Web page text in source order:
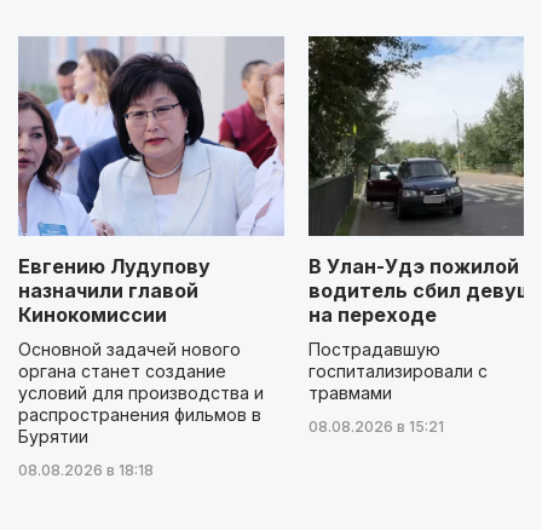
Евгению Лудупову
назначили главой
Кинокомиссии
Основной задачей нового
органа станет создание
условий для производства и
распространения фильмов в
Бурятии
08.08.2026 в 18:18
В Улан-Удэ пожилой
водитель сбил
на переходе
Пострадавшую
госпитализировали с
травмами
08.08.2026 в 15:21